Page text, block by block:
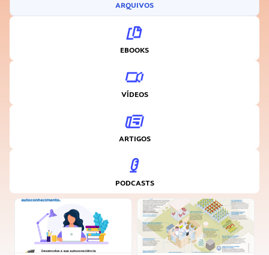
ARQUIVOS
EBOOKS
VÍDEOS
ARTIGOS
PODCASTS